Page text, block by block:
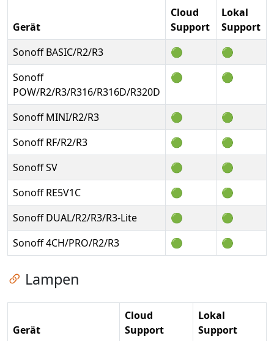
Gerät
Cloud
Support
Lokal
Support
Sonoff BASIC/R2/R3
🟢
🟢
Sonoff
POW/R2/R3/R316/R316D/R320D
🟢 🟢
Sonoff MINI/R2/R3 🟢
🟢
Sonoff RF/R2/R3
🟢
🟢
Sonoff SV
🟢
🟢
Sonoff RE5V1C
🟢
🟢
Sonoff DUAL/R2/R3/R3-Lite
🟢
🟢
Sonoff 4CH/PRO/R2/R3
🟢 🟢
Zum Kapitel springen
Lampen
Gerät
Cloud
Support
Lokal
Support